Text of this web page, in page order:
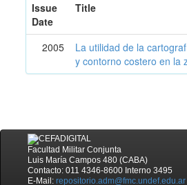
Issue
Date
Title
2005
La utilidad de la
y contorno costero en la
Facultad Militar Conjunta
Luis María Campos 480 (CABA)
Contacto: 011 4346-8600 Interno 3495
E-Mail: repositorio.adm@fmc.undef.edu.ar